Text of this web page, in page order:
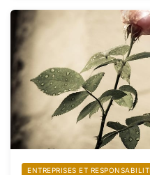
ENTREPRISES ET